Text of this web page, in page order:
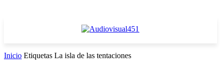
Inicio Etiquetas La isla de las tentaciones